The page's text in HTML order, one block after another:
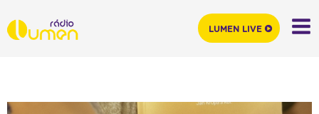
LUMEN LIVE